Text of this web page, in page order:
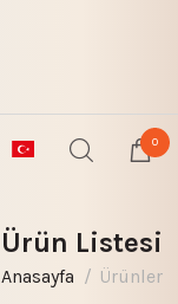
0
Ürün Listesi
Anasayfa Ürünler